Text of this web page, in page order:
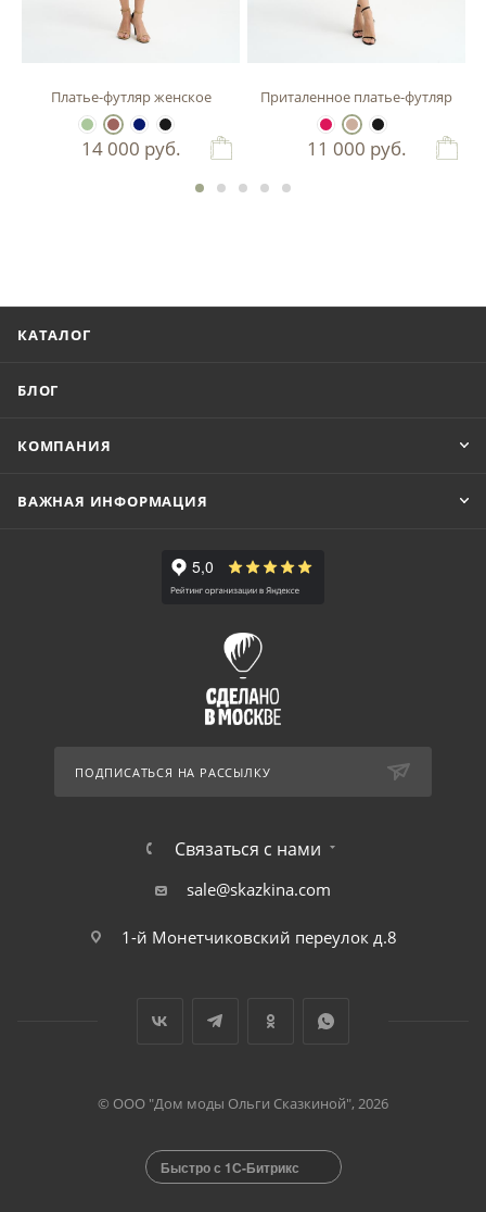
Платье-футляр женское
14 000 руб.
Приталенное платье-футляр
11 000 руб.
КАТАЛОГ
БЛОГ
КОМПАНИЯ
ВАЖНАЯ ИНФОРМАЦИЯ
ПОДПИСАТЬСЯ НА РАССЫЛКУ
Связаться с нами
sale@skazkina.com
1-й Монетчиковский переулок д.8
© ООО "Дом моды Ольги Сказкиной", 2026
Быстро с 1С-Битрикс